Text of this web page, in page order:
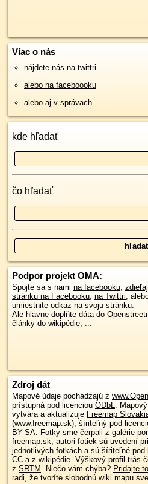
Viac o nás
nájdete nás na twittri
alebo na faceboooku
alebo aj v správach
kde hľadať
čo hľadať
Podpor projekt OMA:
Spojte sa s nami na facebooku,
stránku na Facebooku, na Twittri,
umiestnite odkaz na svoju stránku.
Ale hlavne doplňte dáta do
články do wikipédie, ...
Zdroj dát
Mapové údaje pochádzajú z
prístupná pod licenciou ODbL.
vytvára a aktualizuje Freemap
(www.freemap.sk), šíriteľný pod
BY-SA. Fotky sme čerpali z galérie
freemap.sk, autori fotiek sú uvedení pri
jednotlivých fotkách a sú šíriteľné pod
CC a z wikipédie. Výškový profil trás
z SRTM . Niečo vám chýba? Pridajte to
radi, že tvoríte slobodnú wiki mapu